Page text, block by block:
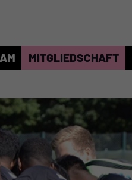
MITGLIEDSCHAFT